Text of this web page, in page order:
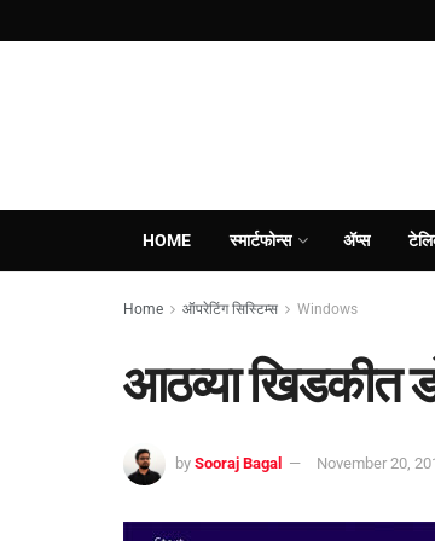
HOME स्मार्टफोन्स ॲप्स
Home ऑपरेटिंग सिस्टिम्स Windows
आठव्या खिडकीत
by Sooraj Bagal November 20,